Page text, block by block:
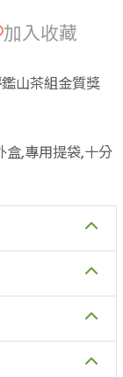
茶組金質獎
,專用提袋,十分
貼上封條並有編